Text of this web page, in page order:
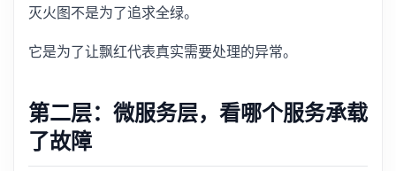
灭火图不是为了追求全绿。
它是为了让飘红代表真实需要处理的异常。
第二层：微服务层，看哪个服务承载
了故障